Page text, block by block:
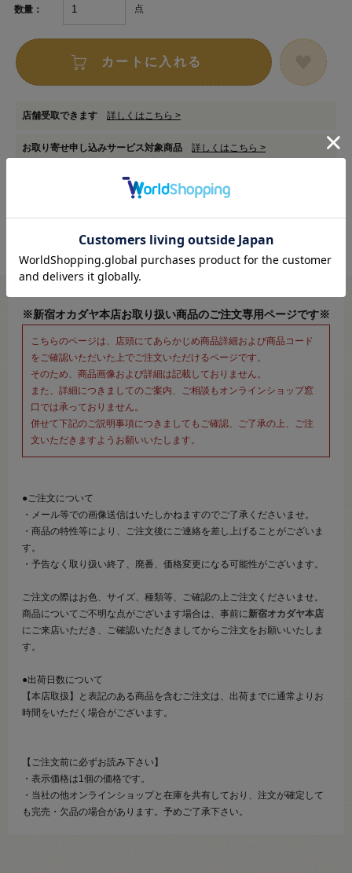
数量： 点
カートに入れる
店舗受取できます 詳しくはこちら >
お取り寄せ申し込みサービス対象商品 詳しくはこちら >
※新宿オカダヤ本店お取り扱い商品のご注文専用ページです※
こちらのページは、店頭にてあらかじめ商品詳細および商品コード
をご確認いただいた上でご注文いただけるページです。
そのため、商品画像および詳細は記載しておりません。
また、詳細につきましてのご案内、ご相談もオンラインショップ窓
口では承っておりません。
併せて下記のご説明事項につきましてもご確認、ご了承の上、ご注
文いただきますようお願いいたします。
●ご注文について
・メール等での画像送信はいたしかねますのでご了承くださいませ。
・商品の特性等により、ご注文後にご連絡を差し上げることがございま
す。
・予告なく取り扱い終了、廃番、価格変更になる可能性がございます。
ご注文の際はお色、サイズ、種類等、ご確認の上ご注文くださいませ。
商品についてご不明な点がございます場合は、事前に新宿オカダヤ本店
にご来店いただき、ご確認いただきましてからご注文をお願いいたしま
す。
●出荷日数について
【本店取扱】と表記のある商品を含むご注文は、出荷までに通常よりお
時間をいただく場合がございます。
【ご注文前に必ずお読み下さい】
・表示価格は1個の価格です。
・当社の他オンラインショップと在庫を共有しており、注文が確定して
も完売・欠品の場合があります。予めご了承下さい。